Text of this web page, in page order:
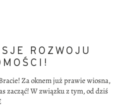
ROZWOJU
Za oknem już prawie wiosna,
zacząć! W związku z tym, od dziś